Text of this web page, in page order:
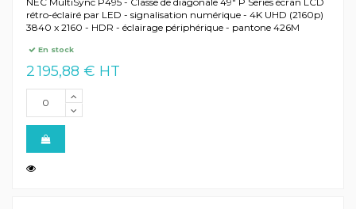
rétro-éclairé par LED - signalisation numérique - 4K UHD (2160p)
3840 x 2160 - HDR - éclairage périphérique - pantone 426M
En stock
2 195,88 € HT